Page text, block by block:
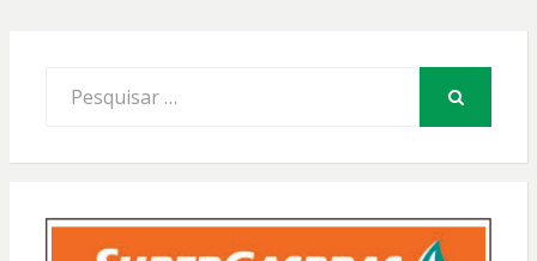
por: